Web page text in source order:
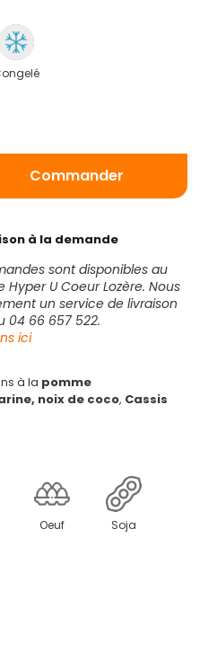
Commander
à la demande
sont disponibles au
U Coeur Lozère. Nous
un service de livraison
04 66 657 522.
ici
à la pomme
noix de coco, Cassis
Oeuf Soja